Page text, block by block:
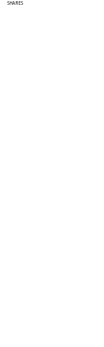
SHARES